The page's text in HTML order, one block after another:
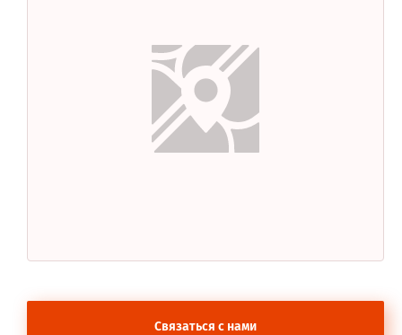
Связаться с нами